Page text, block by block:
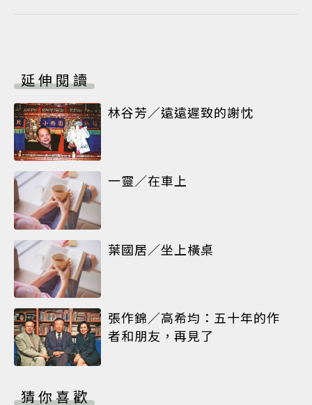
延伸閱讀
林谷芳／遠遠遲致的謝忱
一靈／在車上
葉國居／坐上橫桌
張作錦／高希均：五十年的作
者和朋友，再見了
猜你喜歡